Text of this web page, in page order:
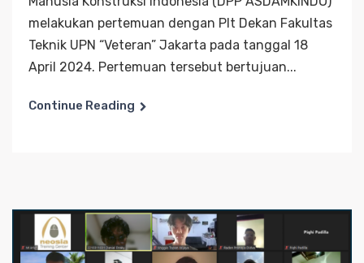
melakukan pertemuan dengan Plt Dekan Fakultas
Teknik UPN “Veteran” Jakarta pada tanggal 18
April 2024. Pertemuan tersebut bertujuan...
Continue Reading